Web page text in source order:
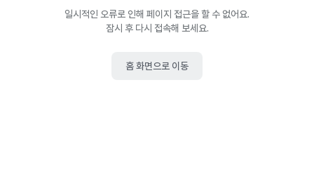
일시적인 오류로 인해 페이지 접근을 할 수 없어요.
잠시 후 다시 접속해 보세요.
홈 화면으로 이동